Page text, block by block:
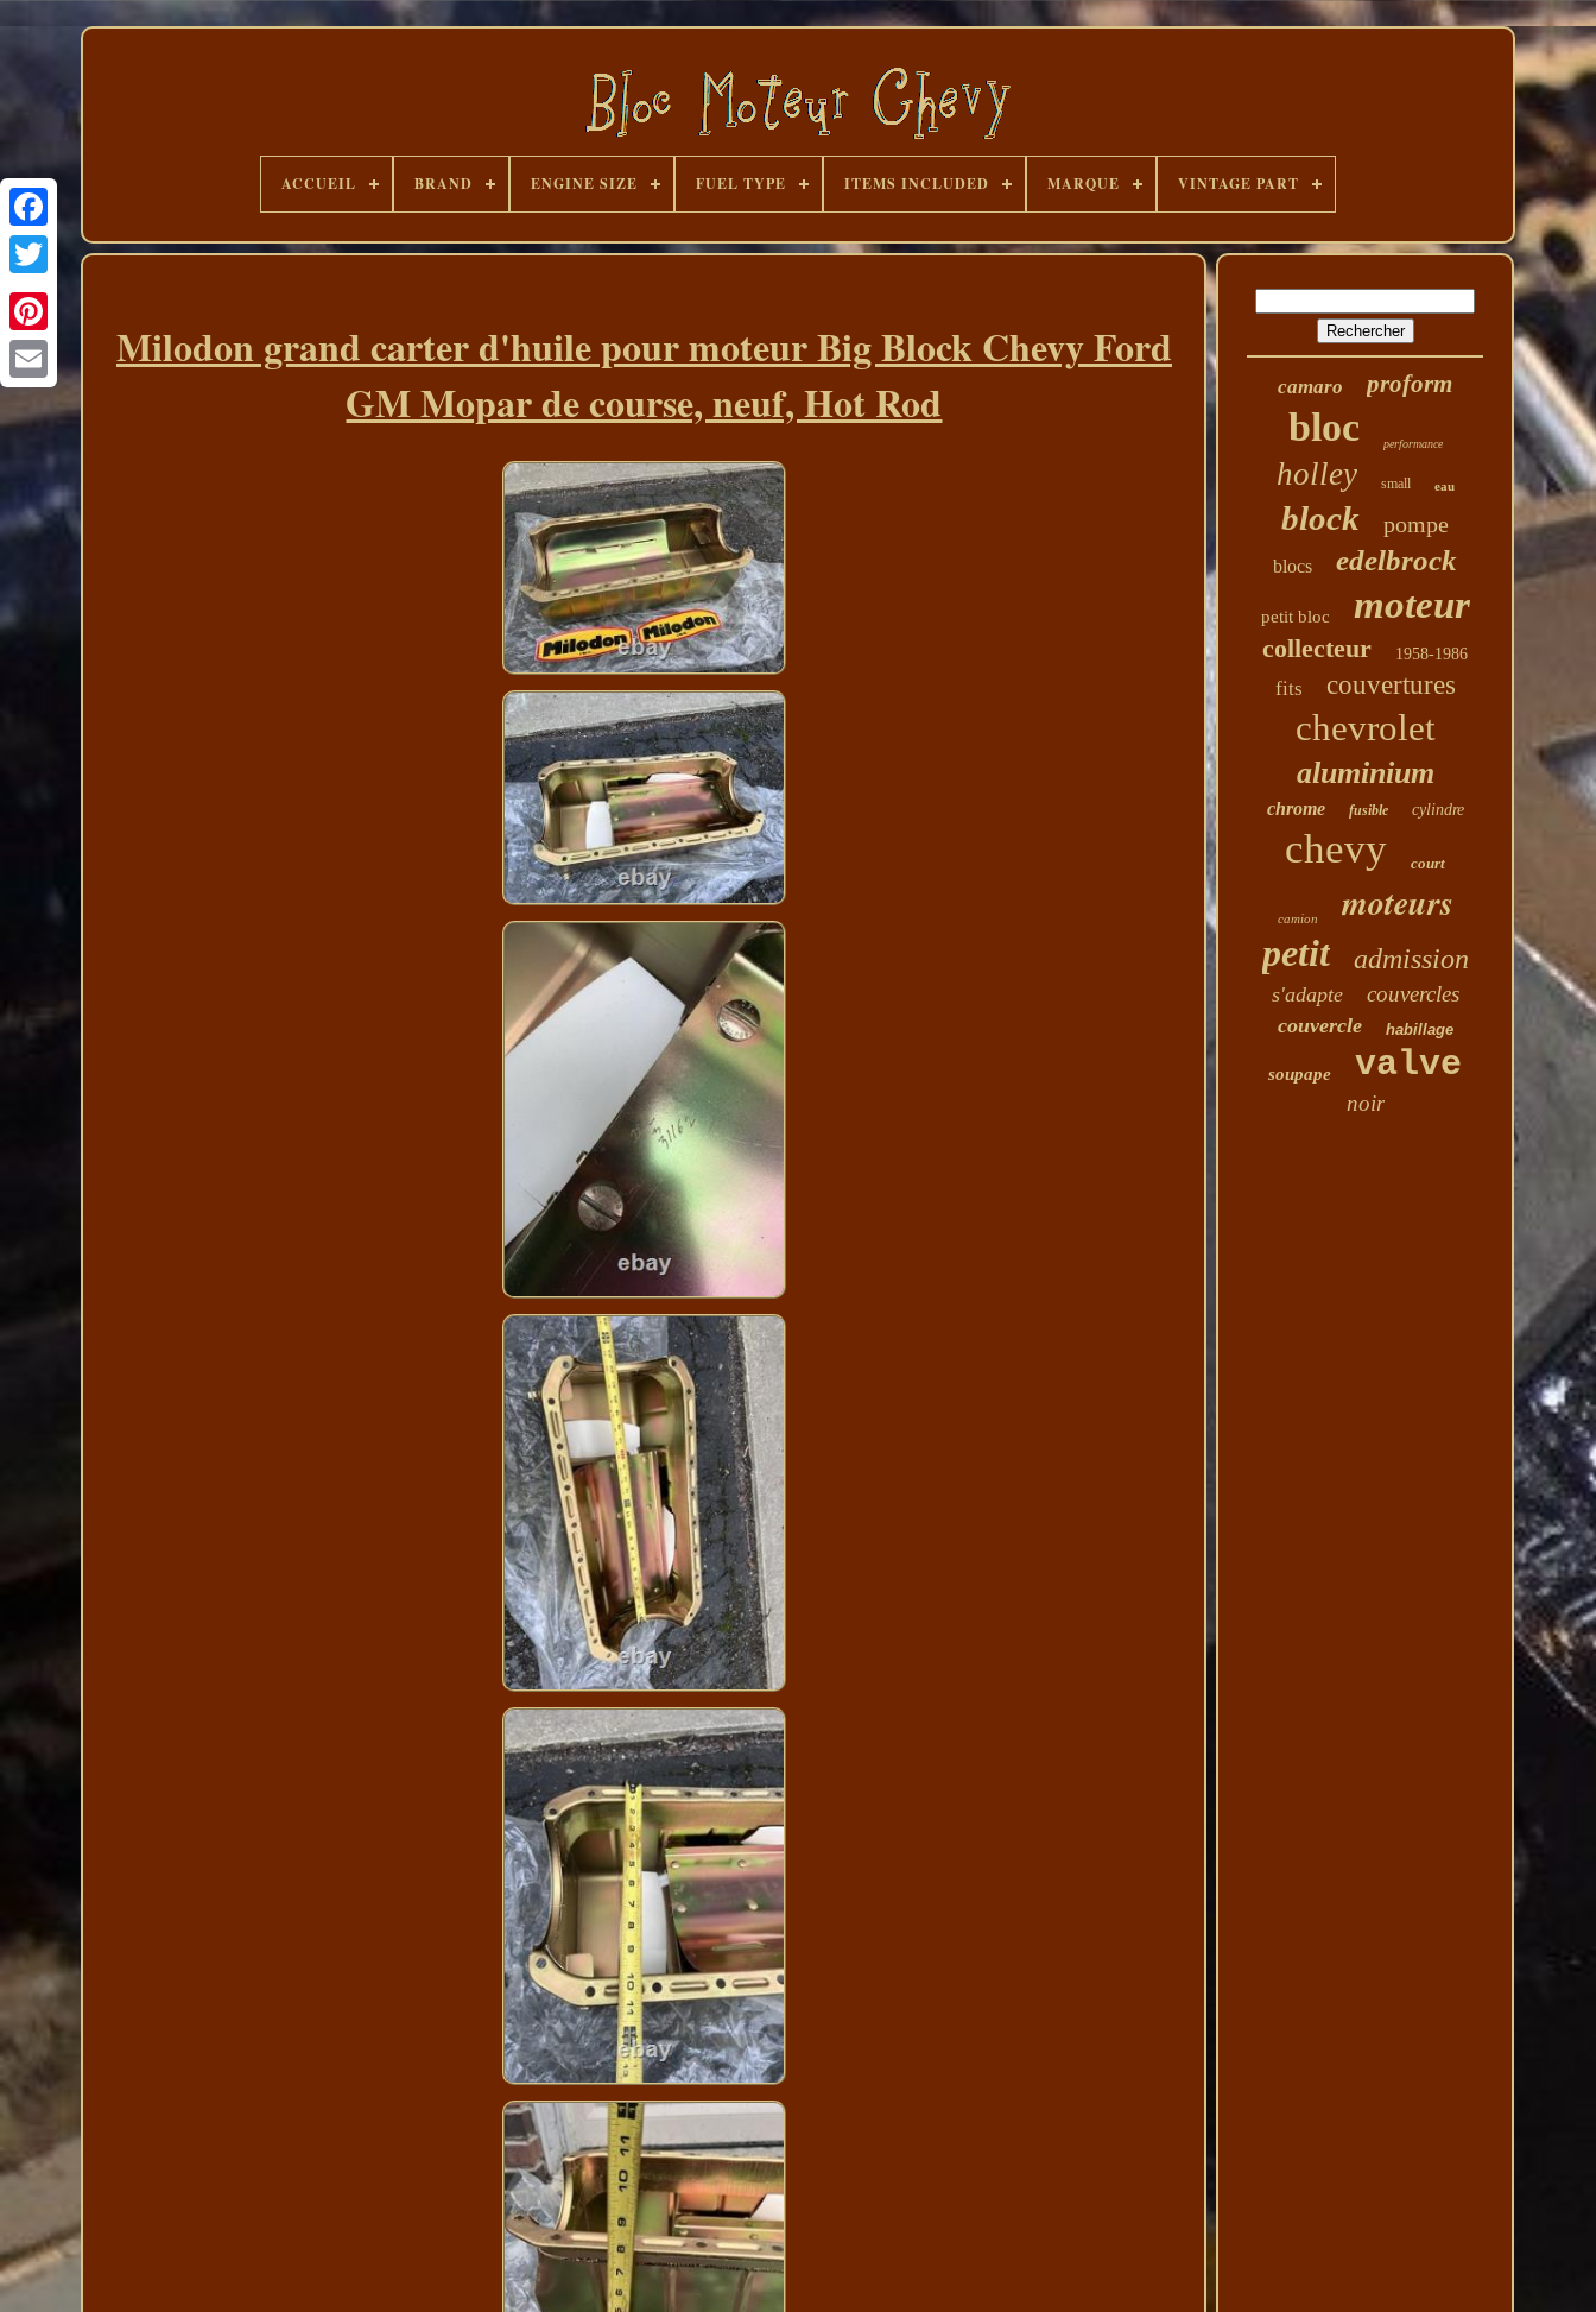
ACCUEIL BRAND ENGINE SIZE FUEL TYPE ITEMS INCLUDED MARQUE VINTAGE PART
Milodon grand carter d'huile pour moteur Big Block Chevy Ford
GM Mopar de course, neuf, Hot Rod
camaro proform
bloc performance
holley small eau
block pompe
blocs edelbrock
petit bloc moteur
collecteur 1958-1986
fits couvertures
chevrolet
aluminium
chrome fusible cylindre
chevy court
camion moteurs
petit admission
s'adapte couvercles
couvercle habillage
soupape valve
noir